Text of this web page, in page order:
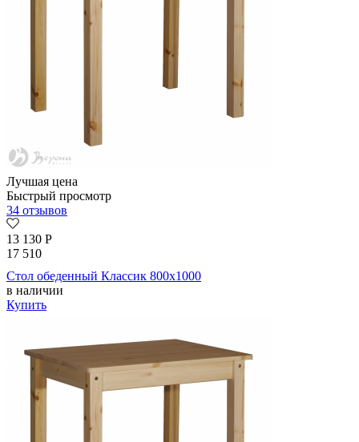
Лучшая цена
Быстрый просмотр
34 отзывов
13 130 Р
17 510
Стол обеденный Классик 800х1000
в наличии
Купить